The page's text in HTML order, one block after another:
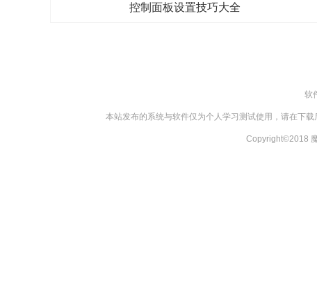
控制面板设置技巧大全
软
本站发布的系统与软件仅为个人学习测试使用，请在下
Copyright©2018